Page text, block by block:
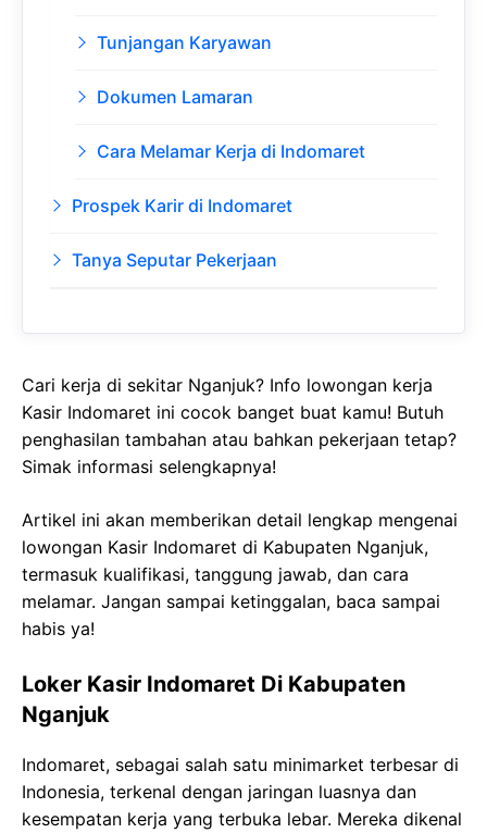
Tunjangan Karyawan
Dokumen Lamaran
Cara Melamar Kerja di Indomaret
Prospek Karir di Indomaret
Tanya Seputar Pekerjaan
Cari kerja di sekitar Nganjuk? Info lowongan kerja
Kasir Indomaret ini cocok banget buat kamu! Butuh
penghasilan tambahan atau bahkan pekerjaan tetap?
Simak informasi selengkapnya!
Artikel ini akan memberikan detail lengkap mengenai
lowongan Kasir Indomaret di Kabupaten Nganjuk,
termasuk kualifikasi, tanggung jawab, dan cara
melamar. Jangan sampai ketinggalan, baca sampai
habis ya!
Loker Kasir Indomaret Di Kabupaten
Nganjuk
Indomaret, sebagai salah satu minimarket terbesar di
Indonesia, terkenal dengan jaringan luasnya dan
kesempatan kerja yang terbuka lebar. Mereka dikenal